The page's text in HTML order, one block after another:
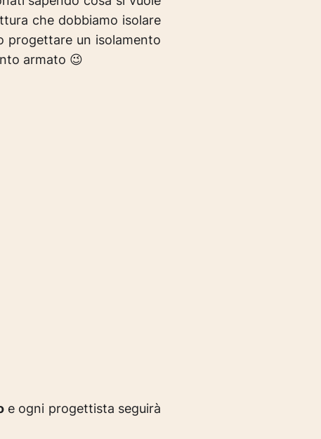
che dobbiamo isolare
progettare un isolamento
armato 😉
e ogni progettista seguirà